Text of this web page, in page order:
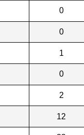
0
0
1
0
2
12